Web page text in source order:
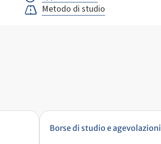
Metodo di studio
Borse di studio e agevolazioni